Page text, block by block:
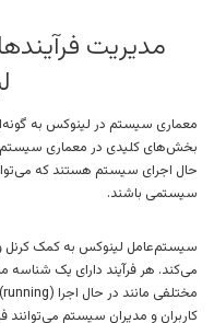
مدیریت
معماری سیستم در لینوکس به
حال اجرای سیستم هستند که
سیستمی باشند.
سیستم‌عامل لینوکس به کمک کرنل و
کاربران و مدیران سیستم می‌توانند